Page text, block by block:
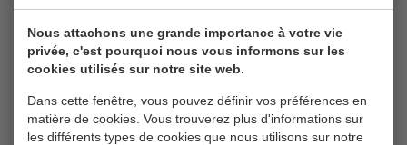
Nous attachons une grande importance à votre vie
privée, c'est pourquoi nous vous informons sur les
cookies utilisés sur notre site web.
Dans cette fenêtre, vous pouvez définir vos préférences en
matière de cookies. Vous trouverez plus d'informations sur
les différents types de cookies que nous utilisons sur notre
Bikefun
Boys
Crea Kids
Funtoy